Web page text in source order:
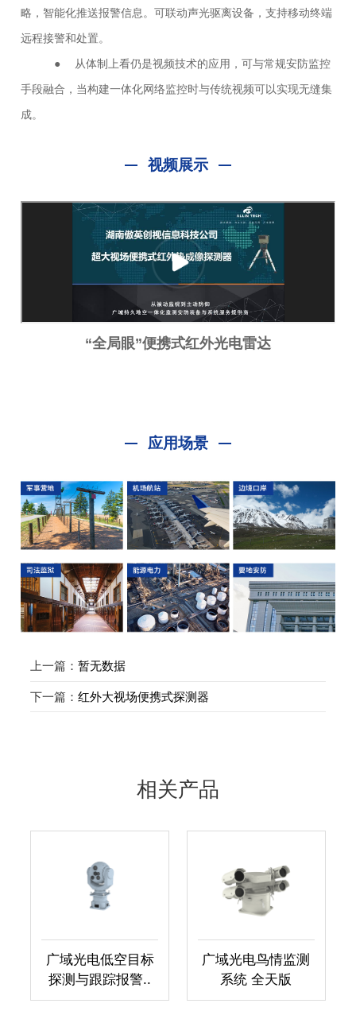
略，智能化推送报警信息。可联动声光驱离设备，支持移动终端
远程接警和处置。
● 从体制上看仍是视频技术的应用，可与常规安防监控
手段融合，当构建一体化网络监控时与传统视频可以实现无缝集
成。
视频展示
“全局眼”便携式红外光电雷达
应用场景
上一篇：暂无数据
下一篇：红外大视场便携式探测器
相关产品
广域光电低空目标
探测与跟踪报警..
广域光电鸟情监测
系统 全天版